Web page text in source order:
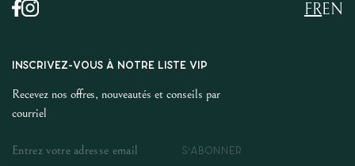
EN
FR
INSCRIVEZ-VOUS À NOTRE LISTE VIP
Recevez nos offres, nouveautés et conseils par
courriel
S'ABONNER